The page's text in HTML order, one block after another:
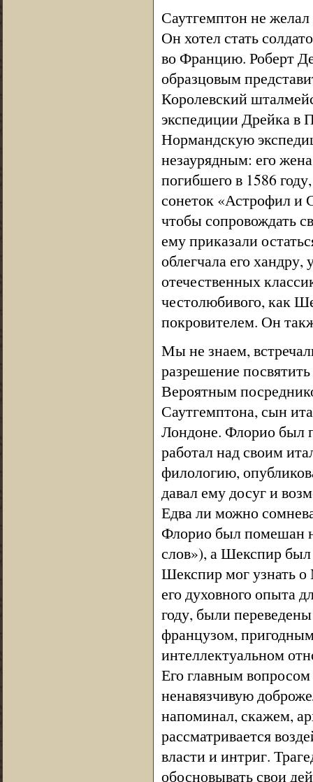
Саутгемптон не желал
Он хотел стать
во Францию. Роберт
образцовым
Королевский
экспедиции Дрейка в
Нормандскую
незаурядным: его
погибшего в 1586
сонеток «Астрофил и
чтобы сопровождать
ему приказали
облегчала его
отечественных
честолюбивого, как
покровителем. Он
Мы не знаем,
разрешение
Вероятным
Саутгемптона, сын
Лондоне. Флорио был
работал над своим
филологию,
давал ему досуг и
Едва ли можно
Флорио был помешан
слов»), а Шекспир
Шекспир мог узнать о
его духовного опыта
году, были
французом,
интеллектуальном
Его главным
ненавязчивую
напоминал, скажем,
рассматривается
власти и интриг.
обосновывать свои